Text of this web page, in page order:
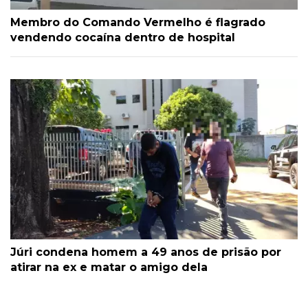
Membro do Comando Vermelho é flagrado
vendendo cocaína dentro de hospital
Júri condena homem a 49 anos de prisão por
atirar na ex e matar o amigo dela